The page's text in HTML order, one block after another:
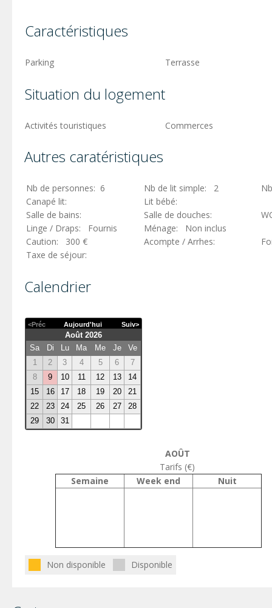
Caractéristiques
Parking Terrasse
Situation du logement
Activités touristiques Commerces
Autres caratéristiques
Nb de personnes: 6 Nb de lit simple: 2
Canapé lit:
Lit bébé:
Salle de bains:
Salle de douches:
Linge / Draps: Fournis
Ménage: Non inclus
Caution: 300 €
Acompte / Arrhes:
Taxe de séjour:
Calendrier
<Préc Aujourd'hui Suiv>
Août 2026
Sa
Di Lu Ma Me Je
Ve
1
2 3 4 5 6
7
8
9 10 11 12 13
14
15
16 17 18 19 20
21
22
23 24 25 26 27
28
29
30 31
AOÛT
Tarifs (€)
Semaine
Week end Nuit
Non disponible Disponible